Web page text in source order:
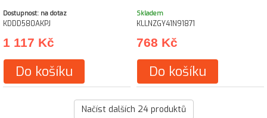
Dostupnost: na dotaz
KDDD580AKPJ
1 117 Kč
Do košíku
Skladem
KLLNZGY41N91871
768 Kč
Do košíku
Načíst dalších 24produktů